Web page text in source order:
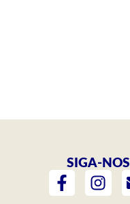
SIGA-NOS
F
a
I
n